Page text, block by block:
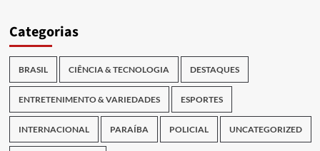
Categorias
BRASIL CIÊNCIA & TECNOLOGIA DESTAQUES
ENTRETENIMENTO & VARIEDADES ESPORTES
INTERNACIONAL PARAÍBA POLICIAL UNCATEGORIZED